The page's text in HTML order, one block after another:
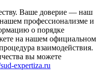
Ваше доверие — наш
профессионализме и
о порядке
на нашем официальном
взаимодействия.
вы можете
expertiza.ru